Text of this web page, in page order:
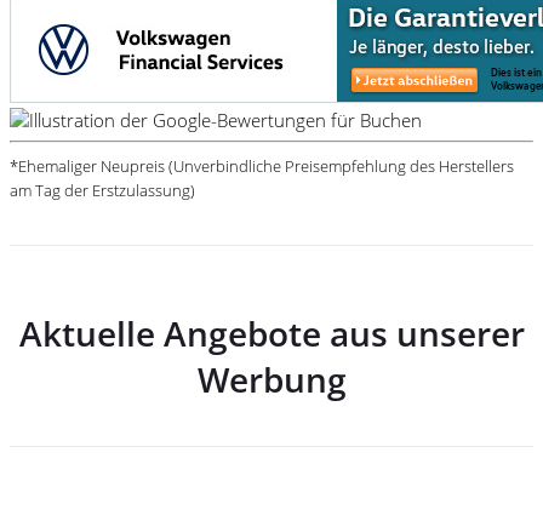
*Ehemaliger Neupreis (Unverbindliche Preisempfehlung des Herstellers
am Tag der Erstzulassung)
Aktuelle Angebote aus unserer
Werbung